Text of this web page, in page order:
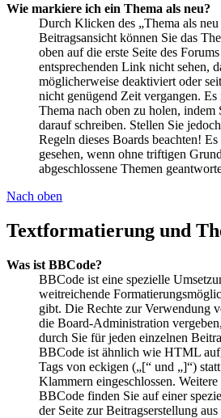
Wie markiere ich ein Thema als neu?
Durch Klicken des „Thema als
Beitragsansicht können Sie das
oben auf die erste Seite des
entsprechenden Link nicht sehen,
möglicherweise deaktiviert oder
nicht genügend Zeit vergangen.
Thema nach oben zu holen,
darauf schreiben. Stellen Sie
Regeln dieses Boards beachten!
gesehen, wenn ohne triftigen
abgeschlossene Themen
Nach oben
Textformatierung und
Was ist BBCode?
BBCode ist eine spezielle
weitreichende
gibt. Die Rechte zur Verwendung
die Board-Administration
durch Sie für jeden einzelnen
BBCode ist ähnlich wie HTML
Tags von eckigen („[“ und „]“)
Klammern eingeschlossen.
BBCode finden Sie auf einer
der Seite zur Beitragserstellung